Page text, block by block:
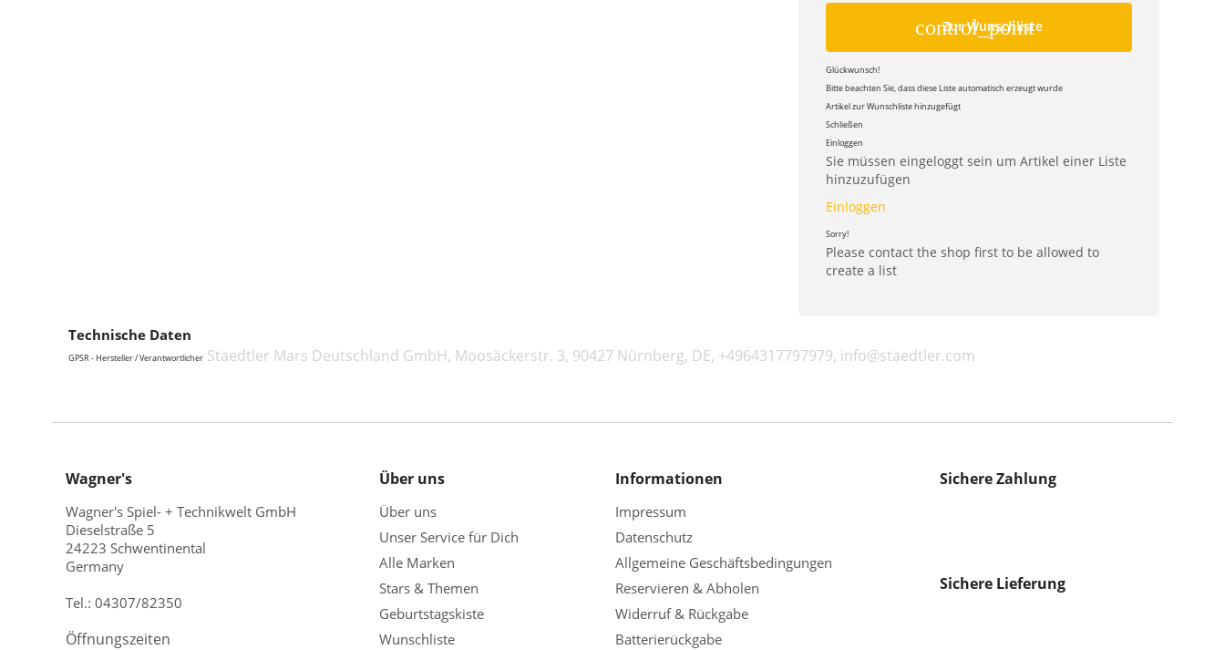
control_point
Zur Wunschliste
Glückwunsch!
Bitte beachten Sie, dass diese Liste automatisch erzeugt wurde
Artikel zur Wunschliste hinzugefügt
Schließen
Einloggen
Sie müssen eingeloggt sein um Artikel einer Liste
hinzuzufügen
Einloggen
Sorry!
Please contact the shop first to be allowed to
create a list
Technische Daten
GPSR - Hersteller / Verantwortlicher Staedtler Mars Deutschland GmbH, Moosäckerstr. 3, 90427 Nürnberg, DE, +4964317797979, info@staedtler.com
Wagner's
Wagner's Spiel- + Technikwelt GmbH
Dieselstraße 5
24223 Schwentinental
Germany
Tel.: 04307/82350
Öffnungszeiten
Über uns
Über uns
Unser Service für Dich
Alle Marken
Stars & Themen
Geburtstagskiste
Wunschliste
Informationen
Impressum
Datenschutz
Allgemeine Geschäftsbedingungen
Reservieren & Abholen
Widerruf & Rückgabe
Batterierückgabe
Sichere Zahlung
Sichere Lieferung